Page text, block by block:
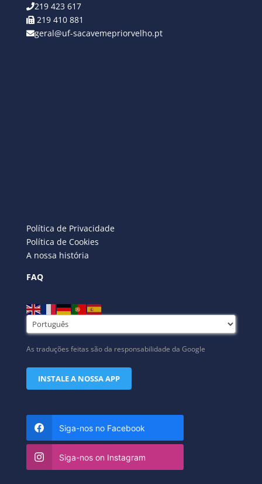
219 423 617
219 410 881
geral@uf-sacavemepriorvelho.pt
Política de Privacidade
Política de Cookies
A nossa história
FAQ
As traduções feitas são da responsabilidade da Google
INSTALE A NOSSA APP
Siga-nos no Facebook
Siga-nos on Instagram